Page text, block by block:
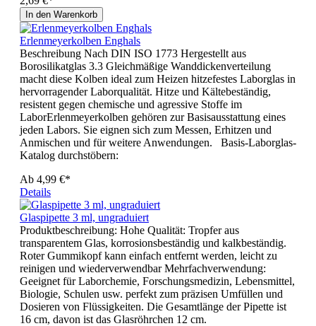
In den Warenkorb
Erlenmeyerkolben Enghals
Beschreibung Nach DIN ISO 1773 Hergestellt aus
Borosilikatglas 3.3 Gleichmäßige Wanddickenverteilung
macht diese Kolben ideal zum Heizen hitzefestes Laborglas in
hervorragender Laborqualität. Hitze und Kältebeständig,
resistent gegen chemische und agressive Stoffe im
LaborErlenmeyerkolben gehören zur Basisausstattung eines
jeden Labors. Sie eignen sich zum Messen, Erhitzen und
Anmischen und für weitere Anwendungen. Basis-Laborglas-
Katalog durchstöbern:
Ab 4,99 €*
Details
Glaspipette 3 ml, ungraduiert
Produktbeschreibung: Hohe Qualität: Tropfer aus
transparentem Glas, korrosionsbeständig und kalkbeständig.
Roter Gummikopf kann einfach entfernt werden, leicht zu
reinigen und wiederverwendbar Mehrfachverwendung:
Geeignet für Laborchemie, Forschungsmedizin, Lebensmittel,
Biologie, Schulen usw. perfekt zum präzisen Umfüllen und
Dosieren von Flüssigkeiten. Die Gesamtlänge der Pipette ist
16 cm, davon ist das Glasröhrchen 12 cm.